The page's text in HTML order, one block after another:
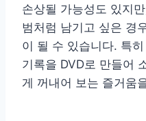
손상될 가능성도 있지
범처럼 남기고 싶은 경
이 될 수 있습니다. 특
기록을 DVD로 만들어
게 꺼내어 보는 즐거움